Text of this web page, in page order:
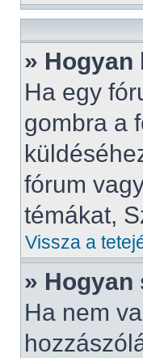
»
Ha egy
gombra a
fórum
témákat,
Vissza a
»
Ha nem